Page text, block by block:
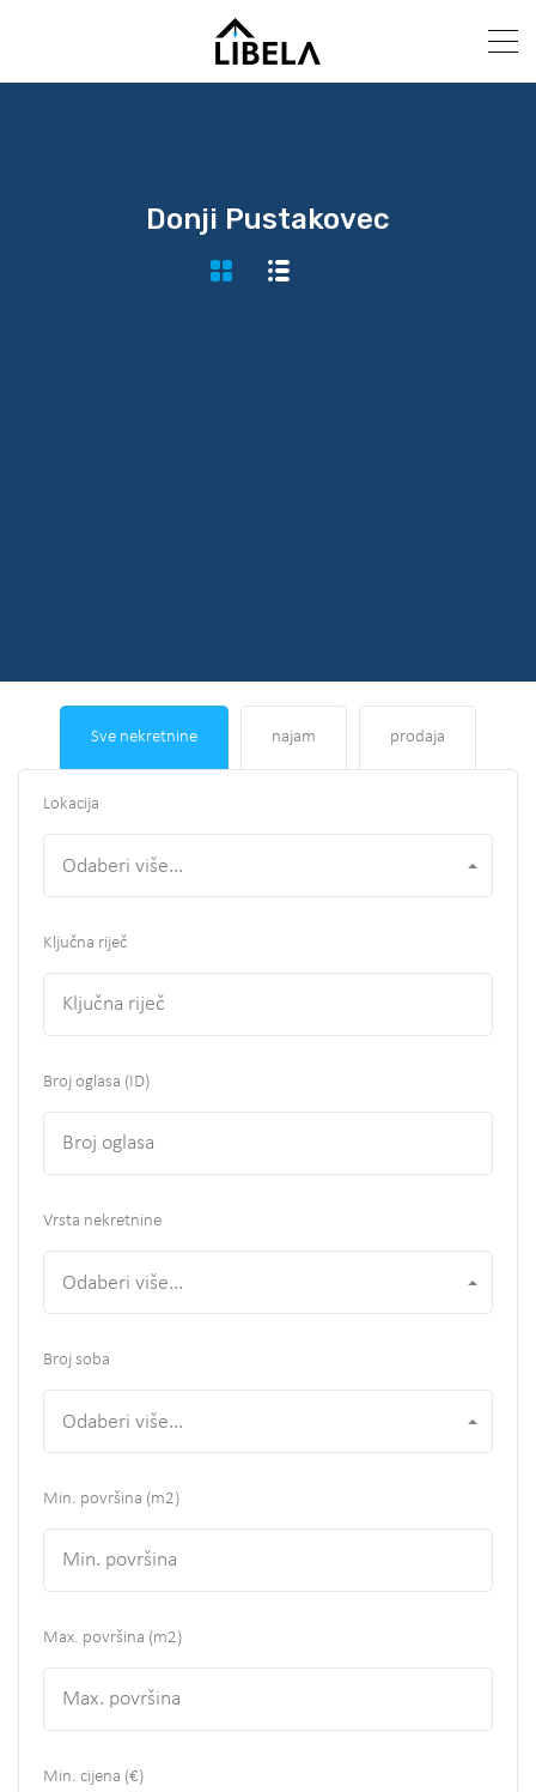
Donji Pustakovec
Sve nekretnine najam prodaja
Lokacija
Odaberi više...
Ključna riječ
Broj oglasa (ID)
Vrsta nekretnine
Odaberi više...
Broj soba
Odaberi više...
Min. površina (m2)
Max. površina (m2)
Min. cijena (€)